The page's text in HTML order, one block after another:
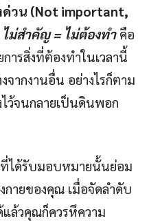
ด่วน (Not important,
ไม่สำคัญ = ไม่ต้องทำคือ
ารสิ่งที่ต้องทำในเวลานี้
ากงานอื่น อย่างไรก็ตาม
ว้จนกลายเป็นดินพอก
ด้รับมอบหมายนั้นย่อม
กายของคุณ เมื่อจัดลำดับ
แล้วคุณก็ควรหึความ